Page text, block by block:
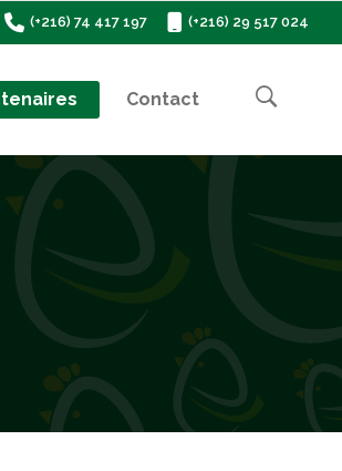
(+216) 74 417 197 (+216) 29 517 024
Contact